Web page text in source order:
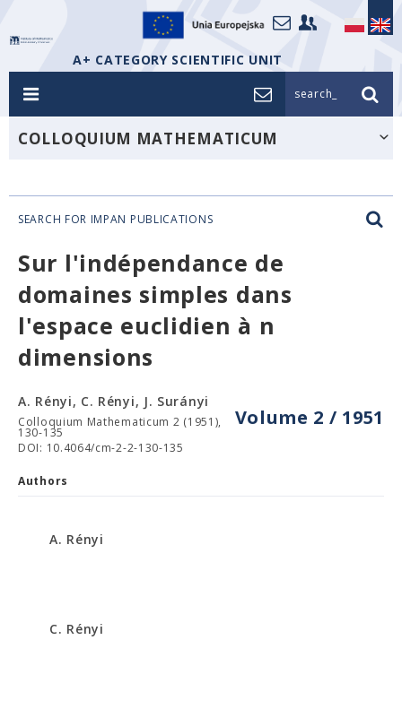
A+ CATEGORY SCIENTIFIC UNIT
search_
COLLOQUIUM MATHEMATICUM
SEARCH FOR IMPAN PUBLICATIONS
Sur l'indépendance de
domaines simples dans
l'espace euclidien à n
dimensions
Volume 2 / 1951
A. Rényi, C. Rényi, J. Surányi
Colloquium Mathematicum 2 (1951),
130-135
DOI: 10.4064/cm-2-2-130-135
Authors
A. Rényi
C. Rényi